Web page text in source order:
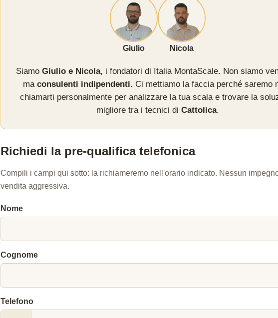
Giulio Nicola
Siamo Giulio e Nicola, i fondatori di Italia MontaScale. Non siamo
ma consulenti indipendenti. Ci mettiamo la faccia perché saremo
chiamarti personalmente per analizzare la tua scala e trovare la
migliore tra i tecnici di Cattolica.
Richiedi la pre-qualifica telefonica
Compili i campi qui sotto: la richiameremo nell'orario indicato. Nessun
vendita aggressiva.
Nome
Cognome
Telefono